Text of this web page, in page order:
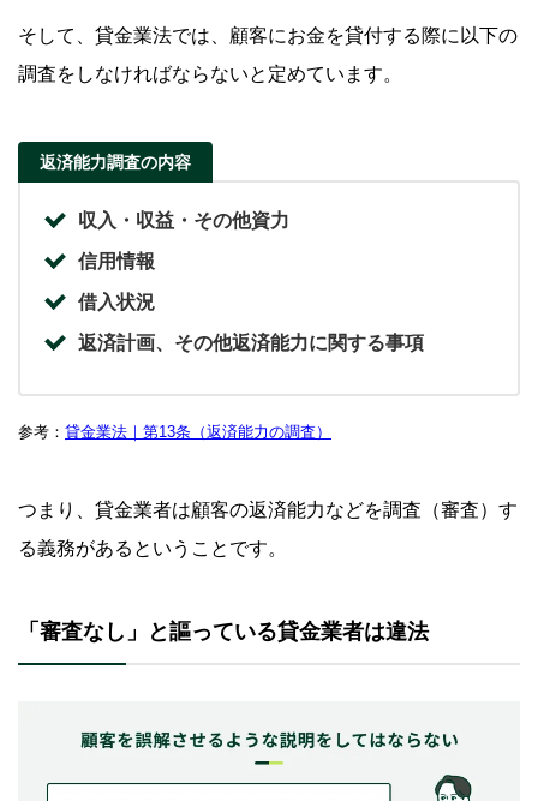
そして、貸金業法では、顧客にお金を貸付する際に以下の
調査をしなければならないと定めています。
返済能力調査の内容
収入・収益・その他資力
信用情報
借入状況
返済計画、その他返済能力に関する事項
参考： 貸金業法｜第13条（返済能力の調査）
つまり、貸金業者は顧客の返済能力などを調査（審査）す
る義務があるということです。
「審査なし」と謳っている貸金業者は違法